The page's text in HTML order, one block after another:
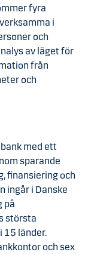
fyra
i
och
av läget för
från
och
med ett
sparande
finansiering och
ingår i Danske
på
största
15 länder.
och sex